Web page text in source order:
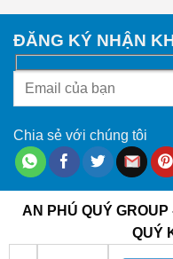
ĐĂNG KÝ NHẬN
Chia sẻ với chúng tôi
AN PHÚ QUÝ
QUÝ